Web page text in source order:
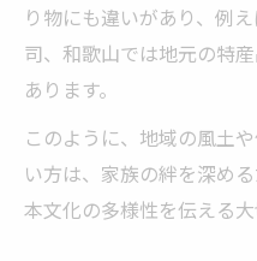
り物にも違いがあり、例
司、和歌山では地元の特
あります。
このように、地域の風土
い方は、家族の絆を深め
本文化の多様性を伝える